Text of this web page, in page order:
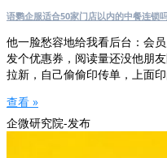
语鹦企服适合50家门店以内的中餐连锁
他一脸愁容地给我看后台：会
发个优惠券，阅读量还没他朋
拉新，自己偷偷印传单，上面
查看 »
企微研究院-发布